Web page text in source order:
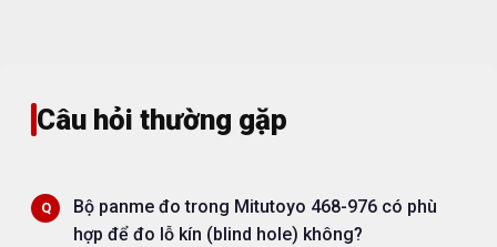
Câu hỏi thường gặp
Bộ panme đo trong Mitutoyo 468-976 có phù
hợp để đo lỗ kín (blind hole) không?